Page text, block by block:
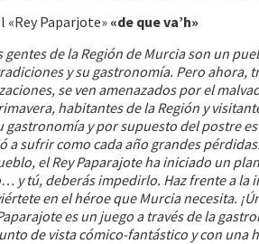
«Rey Paparjote» «de que va’h»
gentes de la Región de Murcia son un
y su gastronomía. Pero ahora,
se ven amenazados por el
habitantes de la Región y
gastronomía y por supuesto del postre
a sufrir como cada año grandes
el Rey Paparajote ha iniciado un
y tú, deberás impedirlo. Haz frente a la
en el héroe que Murcia necesita.
es un juego a través de la
de vista cómico-fantástico y con una